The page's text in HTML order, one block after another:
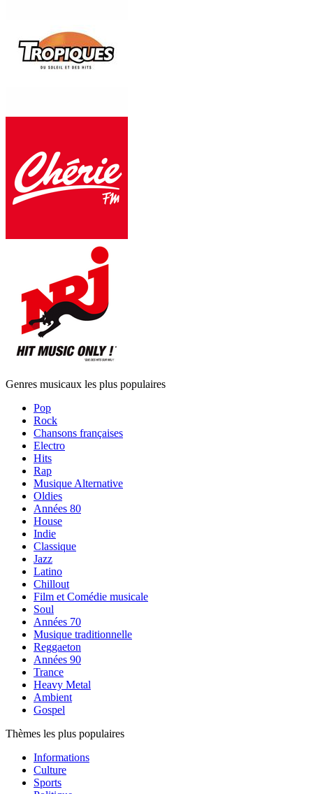
Genres musicaux les plus populaires
Pop
Rock
Chansons françaises
Electro
Hits
Rap
Musique Alternative
Oldies
Années 80
House
Indie
Classique
Jazz
Latino
Chillout
Film et Comédie musicale
Soul
Années 70
Musique traditionnelle
Reggaeton
Années 90
Trance
Heavy Metal
Ambient
Gospel
Thèmes les plus populaires
Informations
Culture
Sports